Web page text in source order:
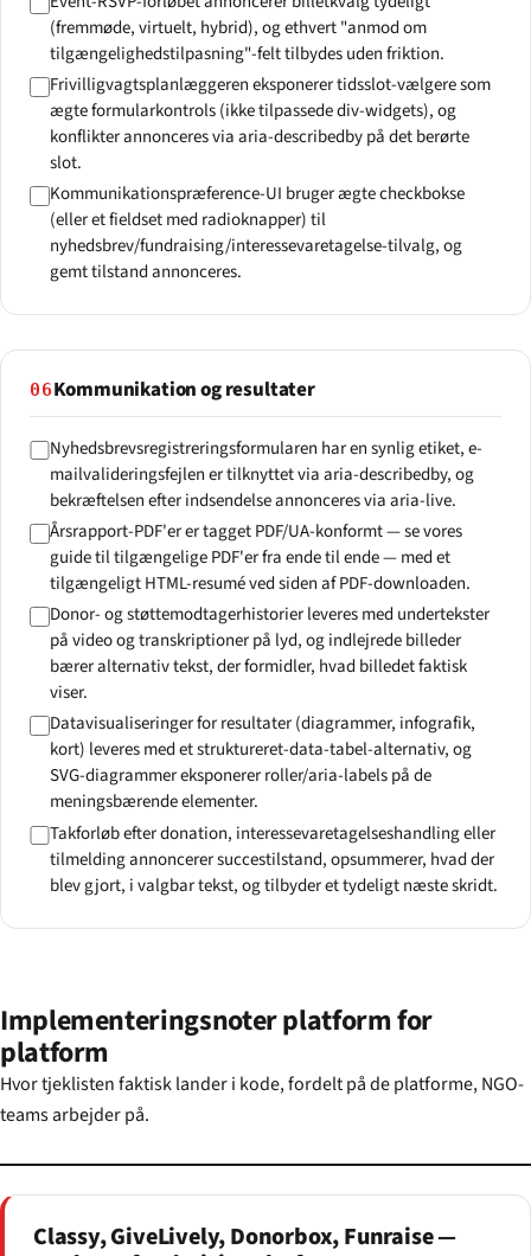
(fremmøde, virtuelt, hybrid), og ethvert "anmod om
tilgængeligheds­tilpasning"-felt tilbydes uden friktion.
Frivilligvagtsplanlæggeren eksponerer tidsslot-vælgere som
ægte formularkontrols (ikke tilpassede div-widgets), og
konflikter annonceres via aria-describedby på det berørte
slot.
Kommunikationspræference-UI bruger ægte checkbokse
(eller et fieldset med radioknapper) til
nyhedsbrev/fundraising/interessevaretagelse-tilvalg, og
gemt tilstand annonceres.
06Kommunikation og resultater
Nyhedsbrevsregistreringsformularen har en synlig etiket, e-
mailvalideringsfejlen er tilknyttet via aria-describedby, og
bekræftelsen efter indsendelse annonceres via aria-live.
Årsrapport-PDF'er er tagget PDF/UA-konformt — se vores
guide til tilgængelige PDF'er fra ende til ende — med et
tilgængeligt HTML-resumé ved siden af PDF-downloaden.
Donor- og støttemodtagerhistorier leveres med undertekster
på video og transkriptioner på lyd, og indlejrede billeder
bærer alternativ tekst, der formidler, hvad billedet faktisk
viser.
Datavisualiseringer for resultater (diagrammer, infografik,
kort) leveres med et struktureret-data-tabel-alternativ, og
SVG-diagrammer eksponerer roller/aria-labels på de
meningsbærende elementer.
Takforløb efter donation, interessevaretagelseshandling eller
tilmelding annoncerer succestilstand, opsummerer, hvad der
blev gjort, i valgbar tekst, og tilbyder et tydeligt næste skridt.
Implementeringsnoter platform for
platform
Hvor tjeklisten faktisk lander i kode, fordelt på de platforme, NGO-
teams arbejder på.
Classy, GiveLively, Donorbox, Funraise —